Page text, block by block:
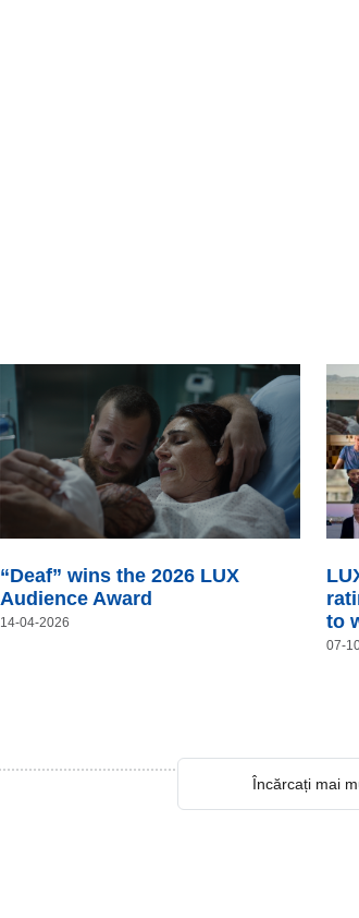
“Deaf” wins the 2026 LUX
Audience Award
14-04-2026
to
07-
Încărcați mai
Încărcați mai mult